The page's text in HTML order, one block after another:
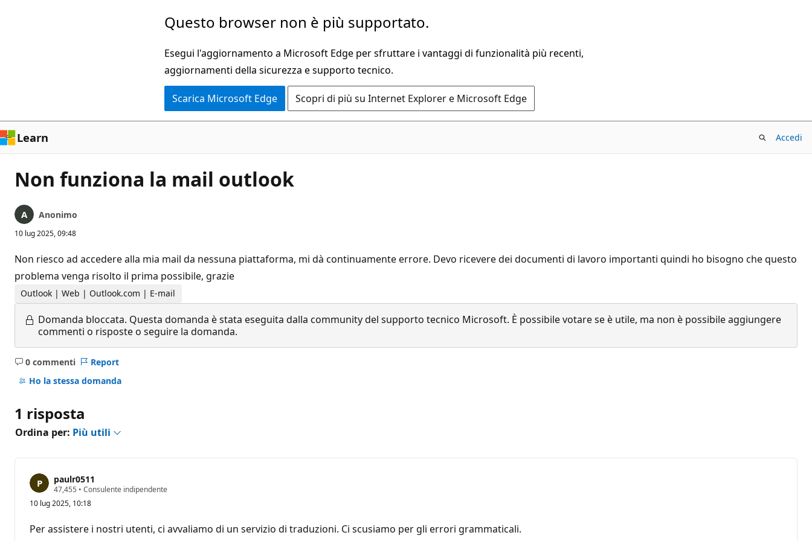
Questo browser non è più supportato.
Esegui l'aggiornamento a Microsoft Edge per sfruttare i vantaggi di funzionalità più recenti,
aggiornamenti della sicurezza e supporto tecnico.
Scarica Microsoft Edge Scopri di più su Internet Explorer e Microsoft Edge
Learn Accedi
Non funziona la mail outlook
Anonimo
10 lug 2025, 09:48
Non riesco ad accedere alla mia mail da nessuna piattaforma, mi dà continuamente errore. Devo ricevere dei documenti di lavoro importanti quindi ho bisogno che questo
problema venga risolto il prima possibile, grazie
Outlook | Web | Outlook.com | E-mail
Domanda bloccata. Questa domanda è stata eseguita dalla community del supporto tecnico Microsoft. È possibile votare se è utile, ma non è possibile aggiungere
commenti o risposte o seguire la domanda.
0 commenti
Nessun
commento
Report
Ho la stessa domanda
1 risposta
Ordina per: Più utili
paulr0511
47,455 P
n
d
• Consulente indipendente
10 lug 2025, 10:18
Per assistere i nostri utenti, ci avvaliamo di un servizio di traduzioni. Ci scusiamo per gli errori grammaticali.